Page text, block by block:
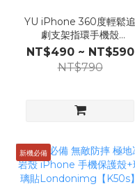
YU iPhone 360度輕鬆追
劇支架指環手機殼
【B67】
NT$490 ~ NT$590
NT$790
新機必備